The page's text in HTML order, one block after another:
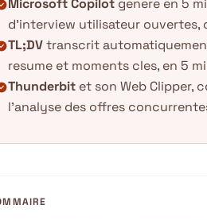
Microsoft Copilot genere en 5
d'interview utilisateur ouvertes,
TL;DVtranscrit
resume et moments cles, en 5
Thunderbit et son Web Clipper,
l'analyse des offres